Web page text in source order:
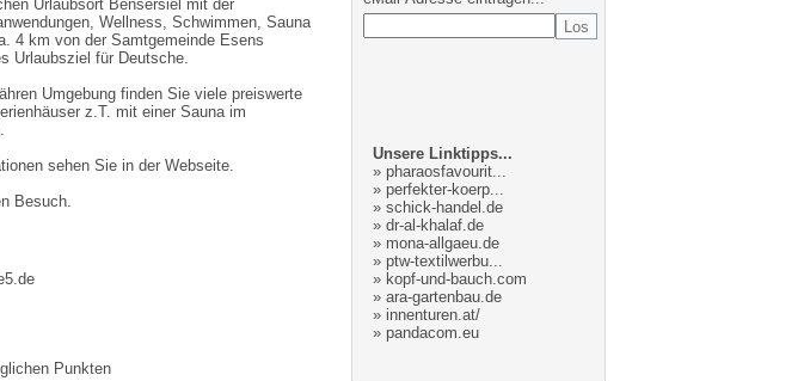
Urlaubsort Bensersiel mit der
Wellness, Schwimmen, Sauna
4 km von der Samtgemeinde Esens
Urlaubsziel für Deutsche.
Umgebung finden Sie viele preiswerte
z.T. mit einer Sauna im
sehen Sie in der Webseite.
Besuch.
Punkten
Unsere Linktipps...
» pharaosfavourit...
» perfekter-koerp...
» schick-handel.de
» dr-al-khalaf.de
» mona-allgaeu.de
» ptw-textilwerbu...
» kopf-und-bauch.com
» ara-gartenbau.de
» innenturen.at/
» pandacom.eu